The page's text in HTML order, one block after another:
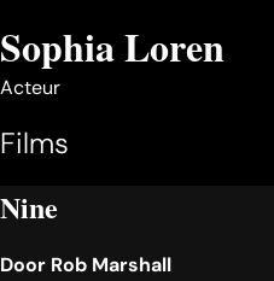
Sophia Loren
Acteur
Films
Nine
Door Rob Marshall